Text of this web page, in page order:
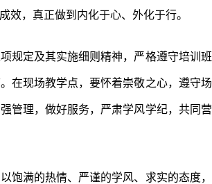
效，真正做到内化于心、外化于行。
规定及其实施细则精神，严格遵守培训班
在现场教学点，要怀着崇敬之心，遵守场
管理，做好服务，严肃学风学纪，共同营
饱满的热情、严谨的学风、求实的态度，